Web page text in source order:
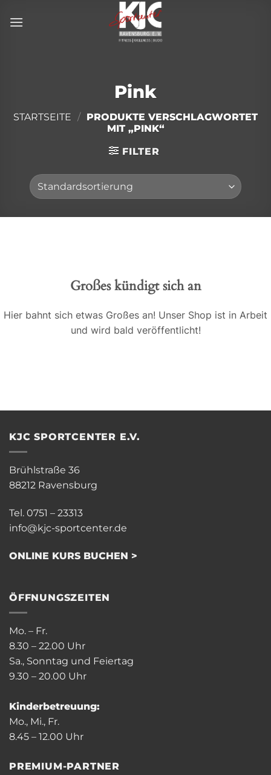
Inhalt
Pink
STARTSEITE / PRODUKTE VERSCHLAGWORTET
MIT „PINK“
FILTER
Großes kündigt sich an
Hier bahnt sich etwas Großes an! Unser Shop ist in Arbeit
und wird bald veröffentlicht!
KJC SPORTCENTER E.V.
Brühlstraße 36
88212 Ravensburg
Tel. 0751 – 23313
info@kjc-sportcenter.de
ONLINE KURS BUCHEN >
ÖFFNUNGSZEITEN
Mo. – Fr.
8.30 – 22.00 Uhr
Sa., Sonntag und Feiertag
9.30 – 20.00 Uhr
Kinderbetreuung:
Mo., Mi., Fr.
8.45 – 12.00 Uhr
PREMIUM-PARTNER